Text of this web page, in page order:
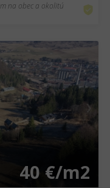
na obec a okolitú
❯
40 €/m2